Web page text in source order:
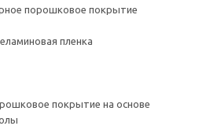
порошковое покрытие
пленка
покрытие на основе